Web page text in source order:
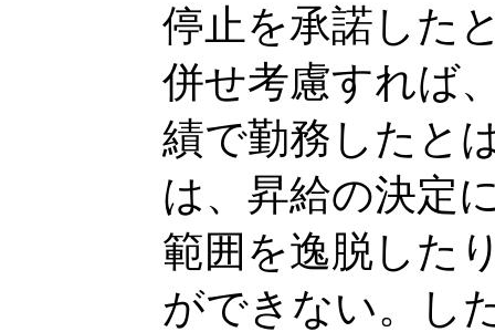
停止を承諾した
併せ考慮すれば
績で勤務したと
は、昇給の決定
範囲を逸脱した
ができない。し